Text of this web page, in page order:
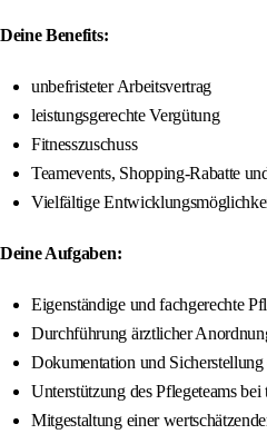
Deine Benefits:
unbefristeter Arbeitsvertrag
leistungsgerechte Vergütung
Fitnesszuschuss
Teamevents, Shopping-Rabatte
Vielfältige
Deine Aufgaben:
Eigenständige und fachgerechte
Durchführung ärztlicher
Dokumentation und
Unterstützung des Pflegeteams
Mitgestaltung einer